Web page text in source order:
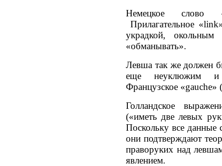
Немецкое слово
Прилагательное
украдкой,
«обманывать».
Левша так же должен
еще неуклюжим и
Французское «gauche»
Голландское
(«иметь две левых
Поскольку все данные
они подтверждают
праворуких над
явлением.